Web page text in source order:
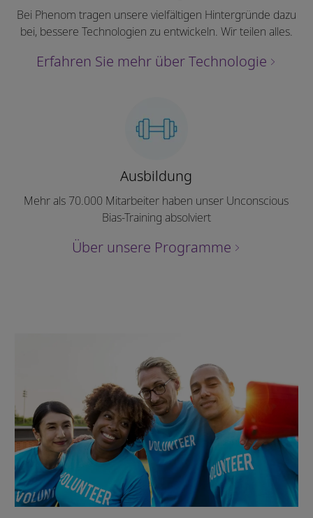
Bei Phenom tragen unsere vielfältigen Hintergründe dazu
bei, bessere Technologien zu entwickeln. Wir teilen alles.
Erfahren Sie mehr über Technologie
Ausbildung
Mehr als 70.000 Mitarbeiter haben unser Unconscious
Bias-Training absolviert
Über unsere Programme